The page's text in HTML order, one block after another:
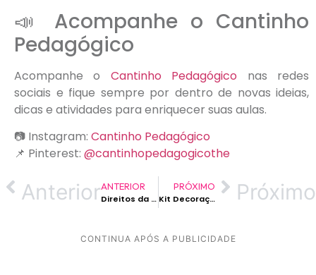
📣 Acompanhe o Cantinho
Pedagógico
Acompanhe o Cantinho Pedagógico nas redes
sociais e fique sempre por dentro de novas ideias,
dicas e atividades para enriquecer suas aulas.
📷 Instagram: Cantinho Pedagógico
📌 Pinterest: @cantinhopedagogicothe
AnteriorANTERIOR
Direitos da Criança: Livro para Colorir como Ferramenta de Aprendizado e Cidadania
PRÓXIMO
Kit Decoração Para Sala de Aula Bichinhos do Jardim
Próximo
CONTINUA APÓS A PUBLICIDADE